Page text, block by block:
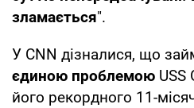
зламається".
У CNN дізналися, що
єдиною проблемою USS
його рекордного 11-